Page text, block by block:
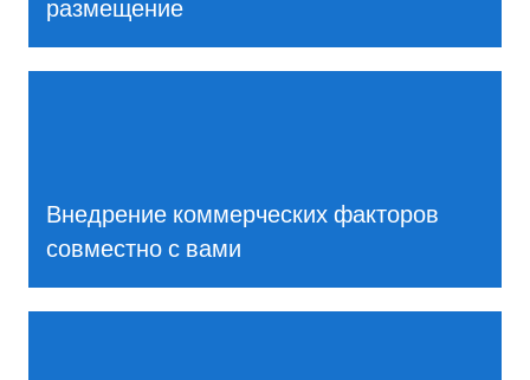
размещение
Внедрение коммерческих факторов
совместно с вами